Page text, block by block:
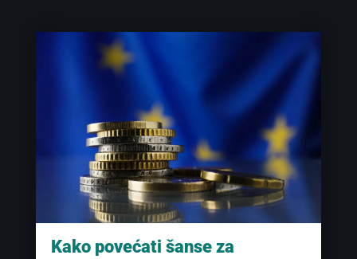
Kako povećati šanse za